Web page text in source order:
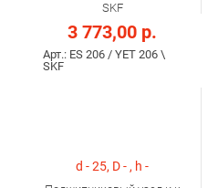
SKF
3 773,00 р.
Арт.: ES 206 / YET 206 \
SKF
d - 25, D - , h -